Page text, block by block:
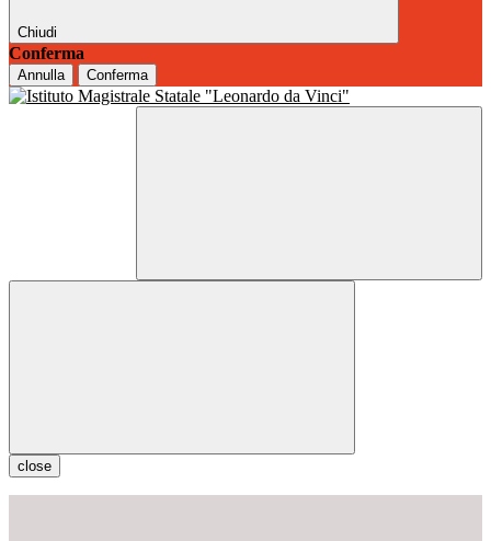
Chiudi
Conferma
Annulla Conferma
close